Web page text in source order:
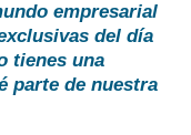
empresarial
del día
tienes una
parte de nuestra